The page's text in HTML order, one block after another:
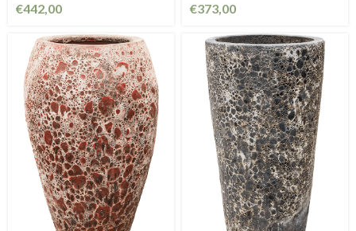
€442,00 €373,00